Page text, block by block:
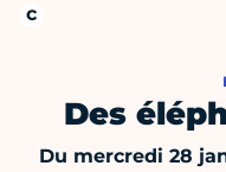
Des
Du mercredi 28